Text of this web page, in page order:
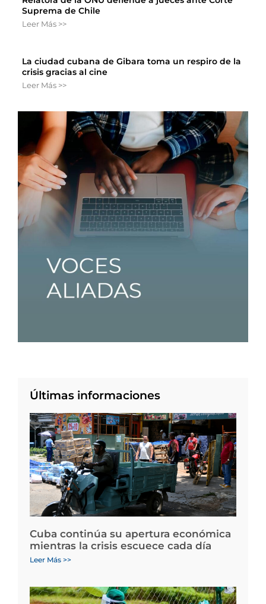
Suprema de Chile
Leer Más >>
La ciudad cubana de Gibara toma un respiro de la
crisis gracias al cine
Leer Más >>
Últimas informaciones
Cuba continúa su apertura económica
mientras la crisis escuece cada día
Leer Más >>